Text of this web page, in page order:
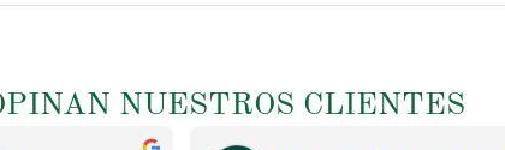
NUESTROS CLIENTES